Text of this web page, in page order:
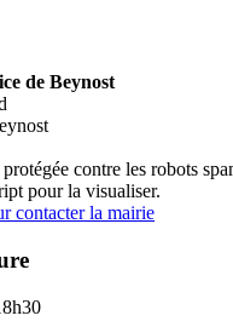
de Beynost
contre les robots
pour la visualiser.
contacter la mairie